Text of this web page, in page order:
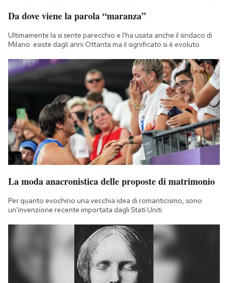
Da dove viene la parola “maranza”
Ultimamente la si sente parecchio e l'ha usata anche il sindaco di
Milano: esiste dagli anni Ottanta ma il significato si è evoluto
La moda anacronistica delle proposte di matrimonio
Per quanto evochino una vecchia idea di romanticismo, sono
un'invenzione recente importata dagli Stati Uniti